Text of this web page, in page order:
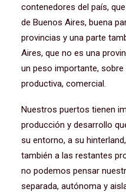
contenedores del país,
de Buenos Aires, buena
provincias y una parte
Aires, que no es una
un peso importante,
productiva, comercial.
Nuestros puertos tienen
producción y desarrollo
su entorno, a su
también a las restantes
no podemos pensar
separada, autónoma y